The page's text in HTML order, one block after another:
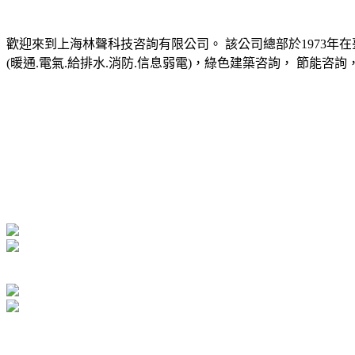
歡迎來到上海林聲科技咨詢有限公司。 該公司總部於1973年
(暖通.電氣.給排水.消防.信息弱電)，綠色建築咨詢， 節能咨詢